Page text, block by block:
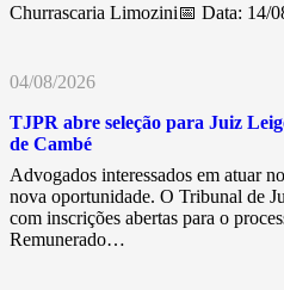
Churrascaria Limozini📅 Data: 14/
04/08/2026
TJPR abre seleção para Juiz
de Cambé
Advogados interessados em atuar
nova oportunidade. O Tribunal de
com inscrições abertas para o
Remunerado…